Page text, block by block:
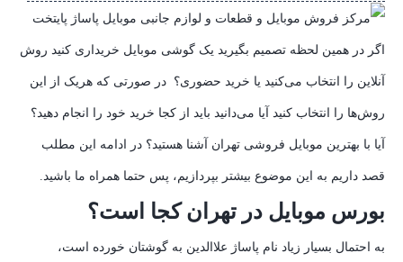
اگر در همین لحظه تصمیم بگیرید یک گوشی موبایل خریداری کنید روش
آنلاین را انتخاب می‌کنید یا خرید حضوری؟ در صورتی که هریک از این
روش‌ها را انتخاب کنید آیا می‌دانید باید از کجا خرید خود را انجام دهید؟
آیا با بهترین موبایل فروشی تهران آشنا هستید؟ در ادامه این مطلب
قصد داریم به این موضوع بیشتر بپردازیم، پس حتما همراه ما باشید.
بورس موبایل در تهران کجا است؟
به احتمال بسیار زیاد نام پاساژ علاالدین به گوشتان خورده است،